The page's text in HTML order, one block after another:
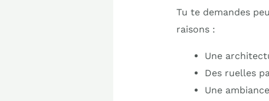
Tu te demandes
raisons :
Une
Des ruelles
Une